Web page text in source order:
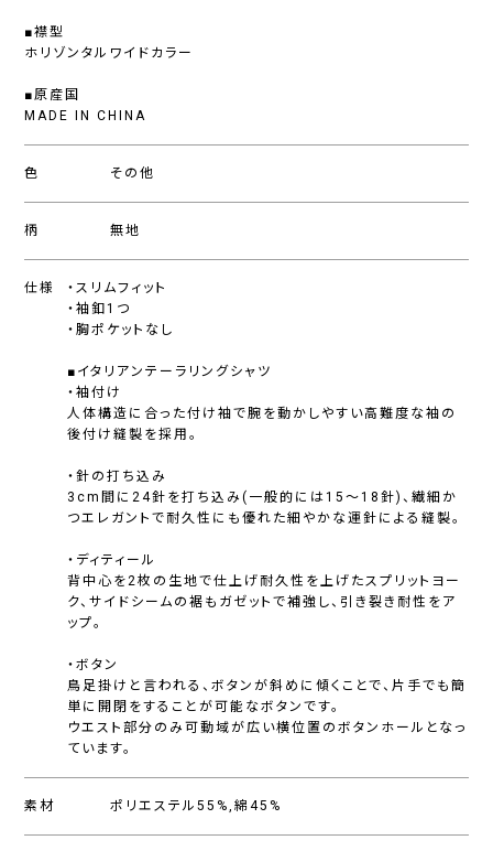
■襟型
ホリゾンタルワイドカラー
■原産国
MADE IN CHINA
色 その他
柄 無地
仕様
・スリムフィット
・袖釦1つ
・胸ポケットなし
■イタリアンテーラリングシャツ
・袖付け
人体構造に合った付け袖で腕を動かしやすい高難度な袖の
後付け縫製を採用。
・針の打ち込み
3cm間に24針を打ち込み(一般的には15〜18針)、繊細か
つエレガントで耐久性にも優れた細やかな運針による縫製。
・ディティール
背中心を2枚の生地で仕上げ耐久性を上げたスプリットヨー
ク、サイドシームの裾もガゼットで補強し、引き裂き耐性をア
ップ。
・ボタン
鳥足掛けと言われる、ボタンが斜めに傾くことで、片手でも簡
単に開閉をすることが可能なボタンです。
ウエスト部分のみ可動域が広い横位置のボタンホールとなっ
ています。
素材 ポリエステル55%,綿45%